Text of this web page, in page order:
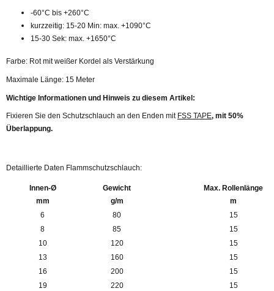
-60°C bis +260°C
kurzzeitig: 15-20 Min: max. +1090°C
15-30 Sek: max. +1650°C
Farbe: Rot mit weißer Kordel als Verstärkung
Maximale Länge: 15 Meter
Wichtige Informationen und Hinweis zu diesem Artikel:
Fixieren Sie den Schutzschlauch an den Enden mit FSS TAPE, mit 50%
Überlappung.
Detaillierte Daten Flammschutzschlauch:
Innen-Ø
mm
Gewicht
g/m
Max. Rollenlänge
m
6
80
15
8
85
15
10
120
15
13
160
15
16
200
15
19
220
15